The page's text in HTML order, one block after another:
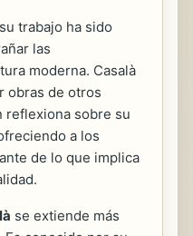
trabajo ha sido
las
moderna. Casalà
obras de otros
reflexiona sobre su
a los
de lo que implica
se extiende más